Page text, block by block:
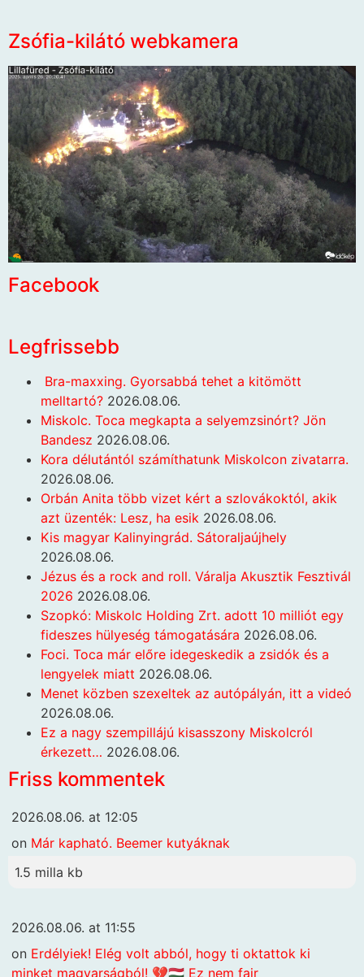
Zsófia-kilátó webkamera
Facebook
Legfrissebb
Bra-maxxing. Gyorsabbá tehet a kitömött
melltartó? 2026.08.06.
Miskolc. Toca megkapta a selyemzsinórt? Jön
Bandesz 2026.08.06.
Kora délutántól számíthatunk Miskolcon zivatarra.
2026.08.06.
Orbán Anita több vizet kért a szlovákoktól, akik
azt üzenték: Lesz, ha esik 2026.08.06.
Kis magyar Kalinyingrád. Sátoraljaújhely
2026.08.06.
Jézus és a rock and roll. Váralja Akusztik Fesztivál
2026 2026.08.06.
Szopkó: Miskolc Holding Zrt. adott 10 milliót egy
fideszes hülyeség támogatására 2026.08.06.
Foci. Toca már előre idegeskedik a zsidók és a
lengyelek miatt 2026.08.06.
Menet közben szexeltek az autópályán, itt a videó
2026.08.06.
Ez a nagy szempillájú kisasszony Miskolcról
érkezett… 2026.08.06.
Friss kommentek
2026.08.06. at 12:05
on Már kapható. Beemer kutyáknak
1.5 milla kb
2026.08.06. at 11:55
on Erdélyiek! Elég volt abból, hogy ti oktattok ki
minket magyarságból! 💔🇭🇺 Ez nem fair